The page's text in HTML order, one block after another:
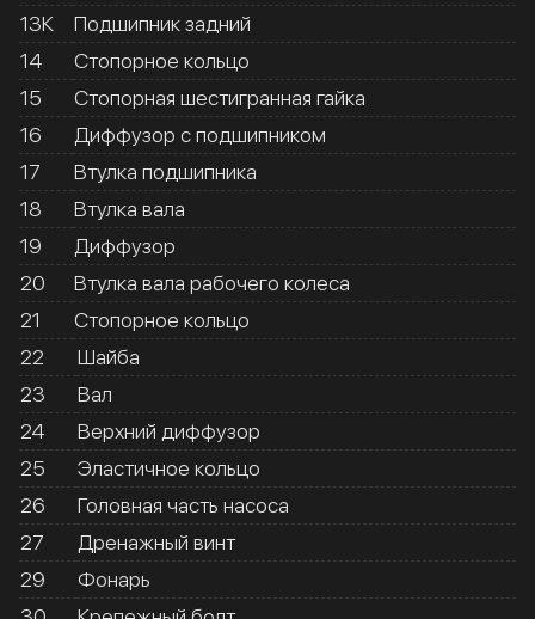
13К
Подшипник задний
14
Стопорное кольцо
15
Стопорная шестигранная гайка
16
Диффузор с подшипником
17
Втулка подшипника
18
Втулка вала
19
Диффузор
20
Втулка вала рабочего колеса
21
Стопорное кольцо
22
Шайба
23
Вал
24
Верхний диффузор
25
Эластичное кольцо
26
Головная часть насоса
27
Дренажный винт
29
Фонарь